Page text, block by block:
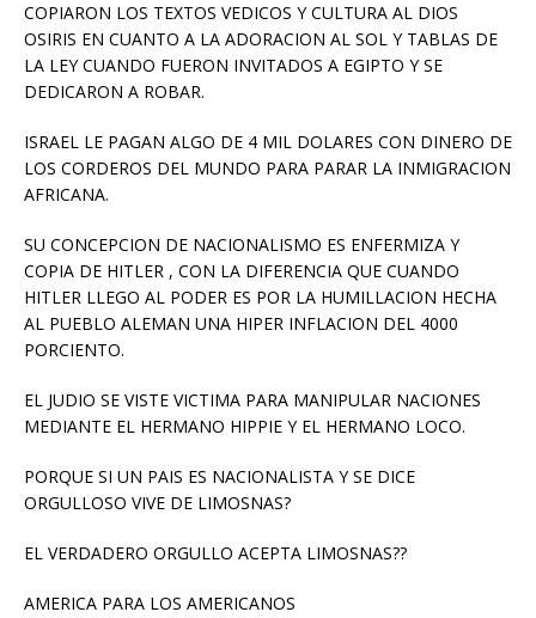
COPIARON LOS TEXTOS VEDICOS Y CULTURA AL DIOS
OSIRIS EN CUANTO A LA ADORACION AL SOL Y TABLAS DE
LA LEY CUANDO FUERON INVITADOS A EGIPTO Y SE
DEDICARON A ROBAR.
ISRAEL LE PAGAN ALGO DE 4 MIL DOLARES CON DINERO DE
LOS CORDEROS DEL MUNDO PARA PARAR LA INMIGRACION
AFRICANA.
SU CONCEPCION DE NACIONALISMO ES ENFERMIZA Y
COPIA DE HITLER , CON LA DIFERENCIA QUE CUANDO
HITLER LLEGO AL PODER ES POR LA HUMILLACION HECHA
AL PUEBLO ALEMAN UNA HIPER INFLACION DEL 4000
PORCIENTO.
EL JUDIO SE VISTE VICTIMA PARA MANIPULAR NACIONES
MEDIANTE EL HERMANO HIPPIE Y EL HERMANO LOCO.
PORQUE SI UN PAIS ES NACIONALISTA Y SE DICE
ORGULLOSO VIVE DE LIMOSNAS?
EL VERDADERO ORGULLO ACEPTA LIMOSNAS??
AMERICA PARA LOS AMERICANOS